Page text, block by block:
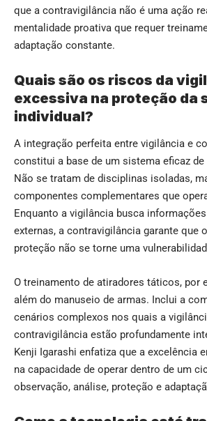
que a contravigilância não é uma ação
mentalidade proativa que requer
adaptação constante.
Quais são os riscos da
excessiva na proteção da
individual?
A integração perfeita entre vigilância e
constitui a base de um sistema eficaz
Não se tratam de disciplinas isoladas,
componentes complementares que
Enquanto a vigilância busca
externas, a contravigilância garante que
proteção não se torne uma
O treinamento de atiradores táticos, por
além do manuseio de armas. Inclui a
cenários complexos nos quais a
contravigilância estão profundamente
Kenji Igarashi enfatiza que a excelência
na capacidade de operar dentro de um
observação, análise, proteção e